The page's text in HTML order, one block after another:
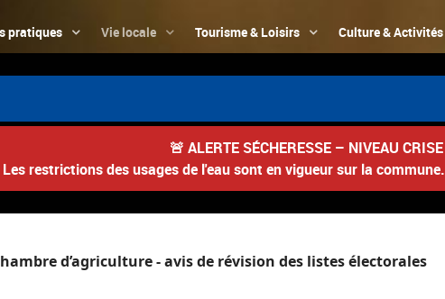
pratiques Vie locale Tourisme & Loisirs Culture & Activités
🚨 ALERTE SÉCHERESSE – NIVEAU CRISE
Les restrictions des usages de l'eau sont en vigueur sur la commune.
d’agriculture - avis de révision des listes électorales